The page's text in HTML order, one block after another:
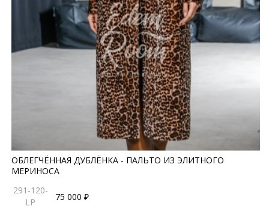
ОБЛЕГЧЁННАЯ ДУБЛЁНКА - ПАЛЬТО ИЗ ЭЛИТНОГО
МЕРИНОСА
291-120-
LP
75 000 ₽